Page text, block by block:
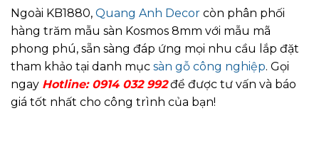
Ngoài KB1880, Quang Anh Decor còn phân phối
hàng trăm mẫu sàn Kosmos 8mm với mẫu mã
phong phú, sẵn sàng đáp ứng mọi nhu cầu lắp đặt
tham khảo tại danh mục sàn gỗ công nghiệp. Gọi
ngay Hotline: 0914 032 992để được tư vấn và báo
giá tốt nhất cho công trình của bạn!